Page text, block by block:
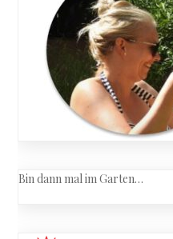
Bin dann mal im Garten…